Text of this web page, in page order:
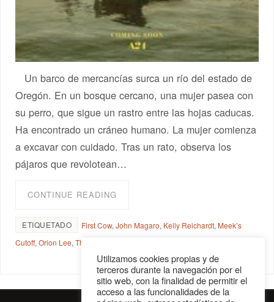
Un barco de mercancías surca un río del estado de
Oregón. En un bosque cercano, una mujer pasea con
su perro, que sigue un rastro entre las hojas caducas.
Ha encontrado un cráneo humano. La mujer comienza
a excavar con cuidado. Tras un rato, observa los
pájaros que revolotean…
CONTINUE READING
ETIQUETADO First Cow,John Magaro, Kelly Reichardt, Meek’s
Cutoff,Orion Lee,The Half Time
Utilizamos cookies propias y de
terceros durante la navegación por el
sitio web, con la finalidad de permitir el
acceso a las funcionalidades de la